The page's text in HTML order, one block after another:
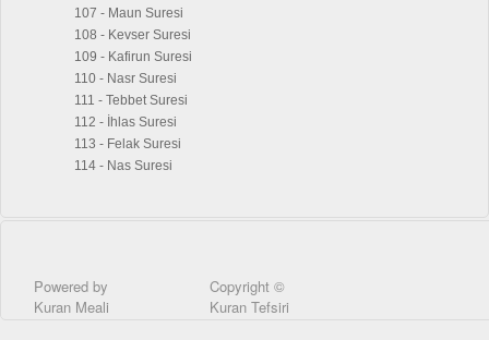
107 - Maun Suresi
108 - Kevser Suresi
109 - Kafirun Suresi
110 - Nasr Suresi
111 - Tebbet Suresi
112 - İhlas Suresi
113 - Felak Suresi
114 - Nas Suresi
Powered by
Kuran Meali
Copyright ©
Kuran Tefsiri